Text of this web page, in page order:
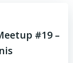
#19 –